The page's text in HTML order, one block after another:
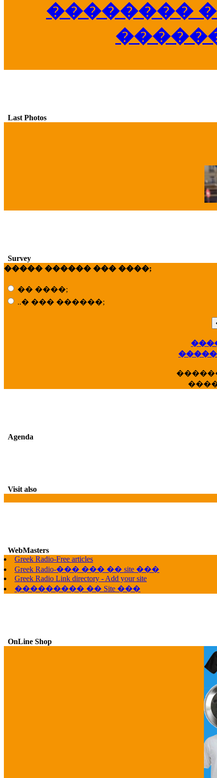
��������
Last Photos
Survey
����� ������ ��� ����;
�� ����;
..� ��� ������;
Agenda
Visit also
WebMasters
Greek Radio-Free articles
Greek Radio-��� ��� �� site ���
Greek Radio Link directory - Add your site
��������� �� Site ���
OnLine Shop